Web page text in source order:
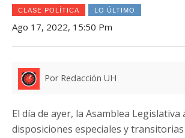
CLASE POLÍTICA LO ÚLTIMO
Ago 17, 2022, 15:50 Pm
Por Redacción UH
El día de ayer, la Asamblea
disposiciones especiales y